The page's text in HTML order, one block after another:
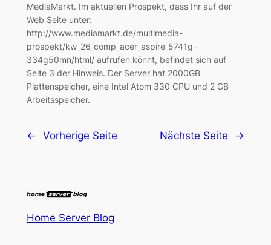
MediaMarkt. Im aktuellen Prospekt, dass Ihr auf der
Web Seite unter:
http://www.mediamarkt.de/multimedia-
prospekt/kw_26_comp_acer_aspire_5741g-
334g50mn/html/ aufrufen könnt, befindet sich auf
Seite 3 der Hinweis. Der Server hat 2000GB
Plattenspeicher, eine Intel Atom 330 CPU und 2 GB
Arbeitsspeicher.
← Vorherige Seite Nächste Seite →
Home Server Blog